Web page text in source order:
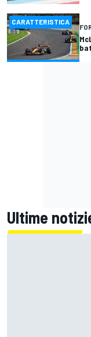
CARATTERISTICA
Ultime